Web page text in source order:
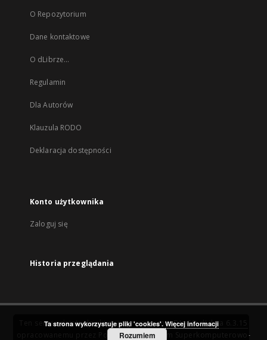
O Repozytorium
Dane kontaktowe
O dLibrze...
Regulamin
Dla Autorów
Klauzula RODO
Deklaracja dostępności
Konto użytkownika
Zaloguj się
Historia przeglądania
Ten serwis działa dzięki oprogramowaniuDInGO dLibra 6.3.15
Poznańskie Centrum Superkomputerowo-
Ta strona wykorzystuje pliki 'cookies'. Więcej informacji
Rozumiem